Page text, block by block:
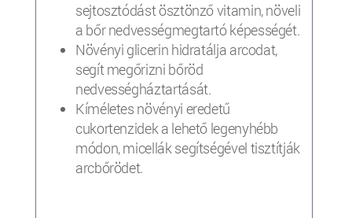
sejtosztódást ösztönző vitamin, növeli
a bőr nedvességmegtartó képességét.
Növényi glicerin hidratálja arcodat,
segít megőrizni bőröd
nedvességháztartását.
Kíméletes növényi eredetű
cukortenzidek a lehető legenyhébb
módon, micellák segítségével tisztítják
arcbőrödet.